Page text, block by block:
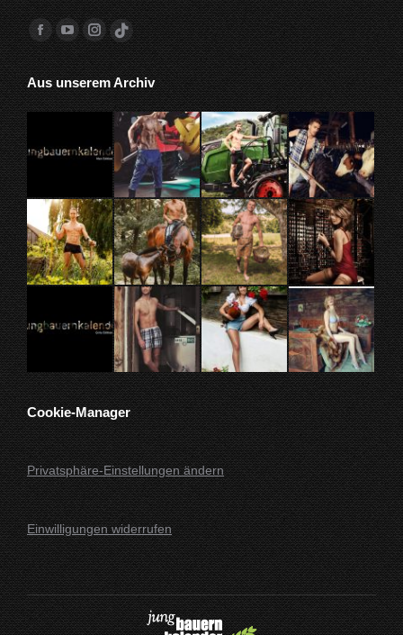
Finde uns auf:
Facebook
Seite
wird
in
neuen
geöffnet
YouTube
Seite
wird
in
neuen
geöffnet
Instagram
Seite
wird
in
einem
neuen
Fenster
geöffnet
TikTok
Seite
wird
in
einem
neuen
Fenster
geöffnet
Aus unserem Archiv
Cookie-Manager
Privatsphäre-Einstellungen ändern
Einwilligungen widerrufen